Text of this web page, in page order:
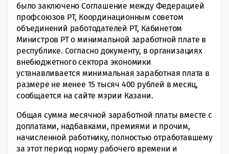
было заключено Соглашение между Федерацией
профсоюзов РТ, Координационным советом
объединений работодателей РТ, Кабинетом
Министров РТ о минимальной заработной плате в
республике. Согласно документу, в организациях
внебюджетного сектора экономики
устанавливается минимальная заработная плата в
размере не менее 15 тысяч 400 рублей в месяц,
сообщается на сайте мэрии Казани.
Общая сумма месячной заработной платы вместе с
доплатами, надбавками, премиями и прочим,
начисленной работнику, полностью отработавшему
за этот период норму рабочего времени и